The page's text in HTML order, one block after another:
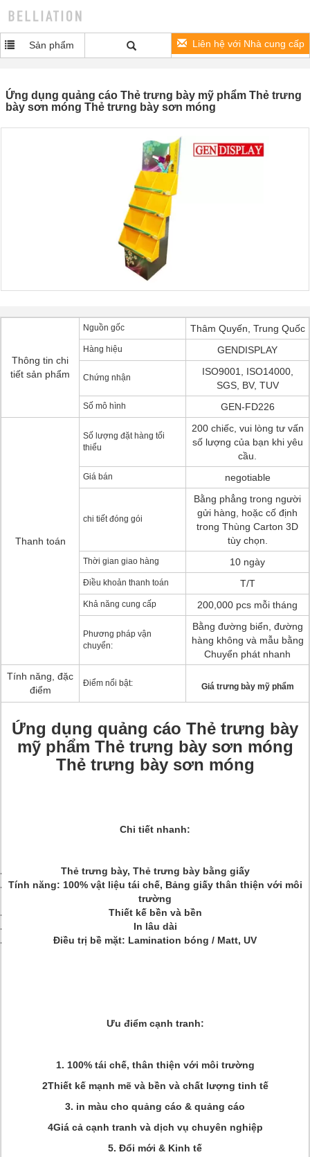
Sản phẩm Liên hệ với Nhà cung cấp
Ứng dụng quảng cáo Thẻ trưng bày mỹ phẩm Thẻ trưng
bày sơn móng Thẻ trưng bày sơn móng
Thông tin chi
tiết sản phẩm
Nguồn gốc Thâm Quyến, Trung Quốc
Hàng hiệu GENDISPLAY
Chứng nhận
ISO9001, ISO14000,
SGS, BV, TUV
Số mô hình GEN-FD226
Thanh toán
Số lượng đặt hàng tối
thiểu
200 chiếc, vui lòng tư vấn
số lượng của bạn khi yêu
cầu.
Giá bán negotiable
chi tiết đóng gói
Bằng phẳng trong người
gửi hàng, hoặc cố định
trong Thùng Carton 3D
tùy chọn.
Thời gian giao hàng 10 ngày
Điều khoản thanh toán T/T
Khả năng cung cấp 200,000 pcs mỗi tháng
Phương pháp vận
chuyển:
Bằng đường biển, đường
hàng không và mẫu bằng
Chuyển phát nhanh
Tính năng, đặc
điểm
Điểm nổi bật: Giá trưng bày mỹ phẩm
Ứng dụng quảng cáo Thẻ trưng bày
mỹ phẩm Thẻ trưng bày sơn móng
Thẻ trưng bày sơn móng
Chi tiết nhanh:
Thẻ trưng bày, Thẻ trưng bày bằng giấy
Tính năng: 100% vật liệu tái chế, Bảng giấy thân thiện với môi
trường
Thiết kế bền và bền
In lâu dài
Điều trị bề mặt: Lamination bóng / Matt, UV
Ưu điểm cạnh tranh:
1. 100% tái chế, thân thiện với môi trường
2Thiết kế mạnh mẽ và bền và chất lượng tinh tế
3. in màu cho quảng cáo & quảng cáo
4Giá cả cạnh tranh và dịch vụ chuyên nghiệp
5. Đổi mới & Kinh tế